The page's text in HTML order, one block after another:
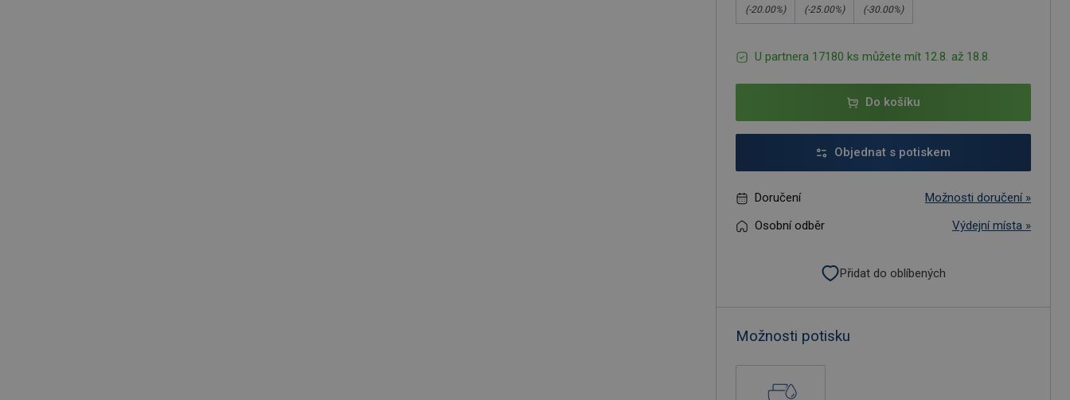
(-20.00%)
(-25.00%)
(-30.00%)
U partnera 17180 ks můžete mít 12.8. až 18.8.
Do košíku
Objednat s potiskem
Doručení
Možnosti doručení »
Osobní odběr
Výdejní místa »
Přidat do oblíbených
Možnosti potisku